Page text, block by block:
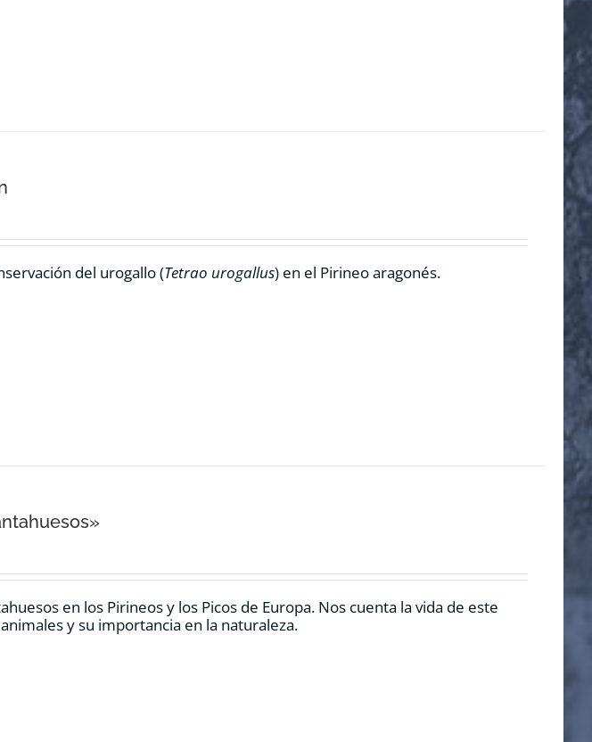
del urogallo (Tetrao urogallus) en el Pirineo aragonés.
en los Pirineos y los Picos de Europa. Nos cuenta la vida de este
y su importancia en la naturaleza.